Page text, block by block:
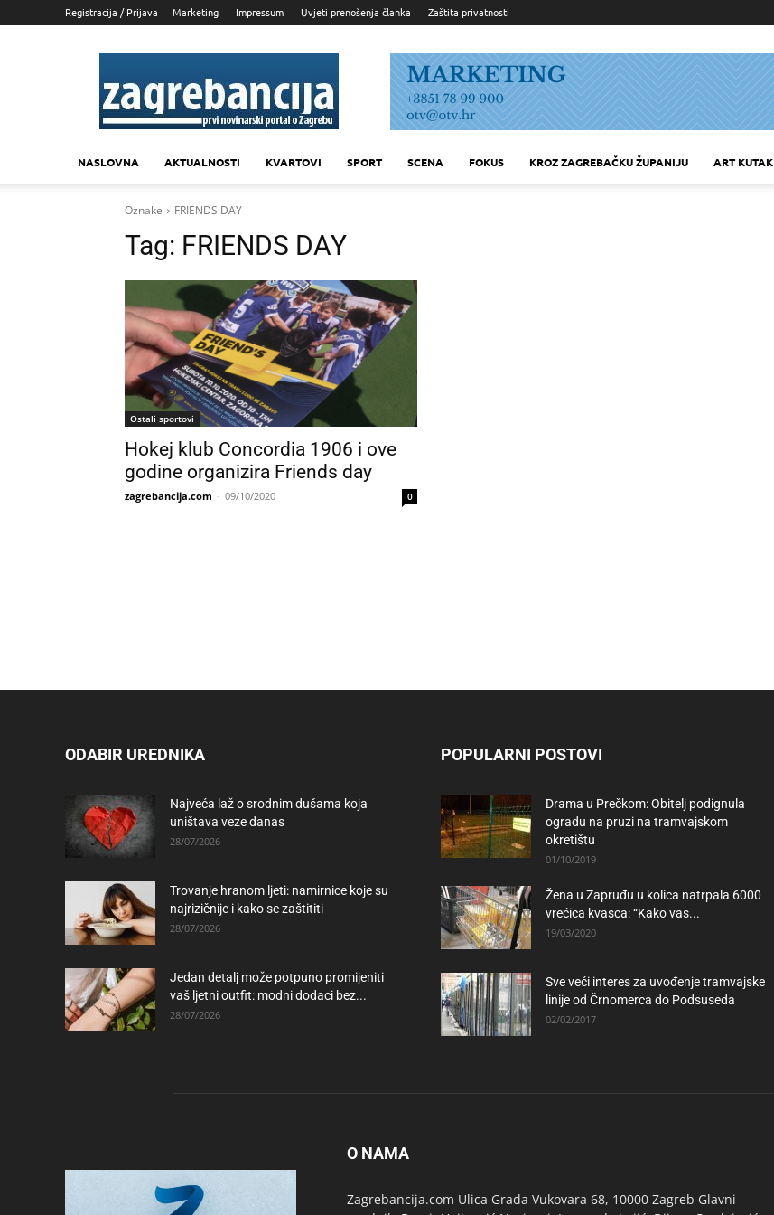
Registracija / Prijava Marketing Impressum Uvjeti prenošenja članka Zaštita privatnosti
Zagrebancija
NASLOVNA AKTUALNOSTI KVARTOVI SPORT SCENA FOKUS KROZ ZAGREBAČKU ŽUPANIJU ART KUTAK
Oznake FRIENDS DAY
Tag: FRIENDS DAY
Ostali sportovi
Hokej klub Concordia 1906 i ove
godine organizira Friends day
zagrebancija.com - 09/10/2020 0
ODABIR UREDNIKA
Najveća laž o srodnim dušama koja
uništava veze danas
28/07/2026
Trovanje hranom ljeti: namirnice koje su
najrizičnije i kako se zaštititi
28/07/2026
Jedan detalj može potpuno promijeniti
vaš ljetni outfit: modni dodaci bez...
28/07/2026
POPULARNI POSTOVI
Drama u Prečkom: Obitelj podignula
ogradu na pruzi na tramvajskom
okretištu
01/10/2019
Žena u Zapruđu u kolica natrpala 6000
vrećica kvasca: “Kako vas...
19/03/2020
Sve veći interes za uvođenje tramvajske
linije od Črnomerca do Podsuseda
02/02/2017
O NAMA
Zagrebancija.com Ulica Grada Vukovara 68, 10000 Zagreb Glavni